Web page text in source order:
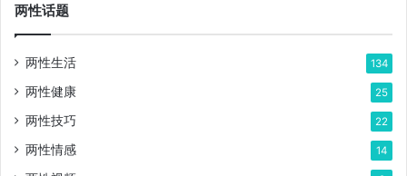
两性话题
两性生活 134
两性健康 25
两性技巧 22
两性情感 14